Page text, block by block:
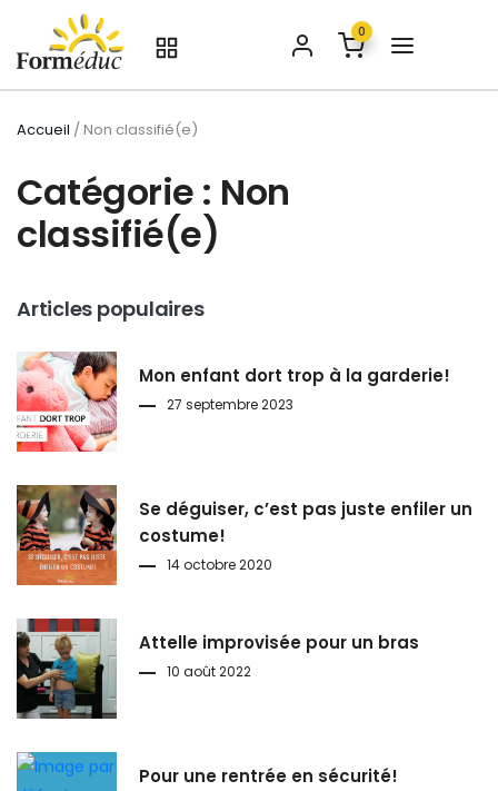
0
Accueil / Non classifié(e)
Catégorie : Non
classifié(e)
Articles populaires
Mon enfant dort trop à la garderie!
27 septembre 2023
Se déguiser, c’est pas juste enfiler un
costume!
14 octobre 2020
Attelle improvisée pour un bras
10 août 2022
Pour une rentrée en sécurité!